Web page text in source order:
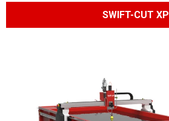
SWIFT-CUT XP